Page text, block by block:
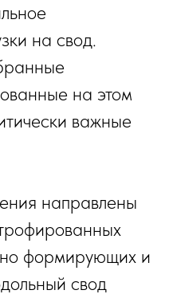
на свод.
на этом
важные
направлены
формирующих и
свод